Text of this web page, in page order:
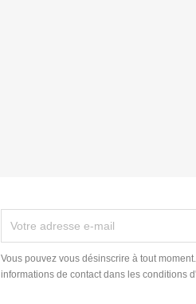
Vous pouvez vous désinscrire à tout
informations de contact dans les conditions